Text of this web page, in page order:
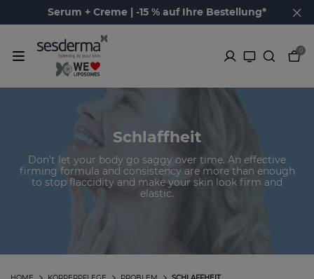
Serum + Creme | -15 % auf Ihre Bestellung*
0
Schlaffheit
Don’t let your body go saggy over time. An effective
firming formula and consistency are more than enough
to stop flaccidity and make your skin look firm and
elastic.